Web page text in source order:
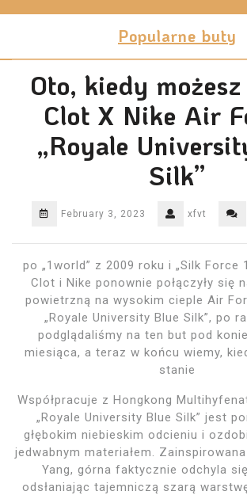
Popularne buty
Oto, kiedy
Clot X Nike Air
„Royale
Silk”
February 3, 2023 xfvt
po „1world” z 2009 roku i „Silk Force
Clot i Nike ponownie połączyły się
powietrzną na wysokim cieple Air
„Royale University Blue Silk”, po
podglądaliśmy na ten but pod
miesiąca, a teraz w końcu wiemy,
stanie
Współpracuje z Hongkong
„Royale University Blue Silk” jest
głębokim niebieskim odcieniu i
jedwabnym materiałem.
Yang, górna faktycznie odchyla
odsłaniając tajemniczą szarą